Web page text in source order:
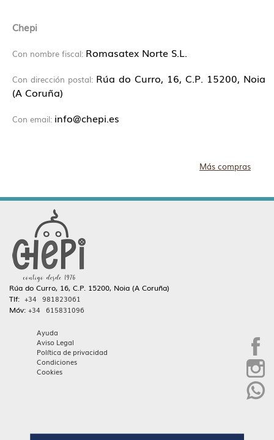
Chepi
Con nombre fiscal: Romasatex Norte S.L.
Con dirección postal: Rúa do Curro, 16, C.P. 15200, Noia
(A Coruña)
Con email: info@chepi.es
Más compras
Rúa do Curro, 16, C.P. 15200, Noia (A Coruña)
Tlf: +34 981823061
Móv: +34 615831096
Ayuda
Aviso Legal
Política de privacidad
Condiciones
Cookies